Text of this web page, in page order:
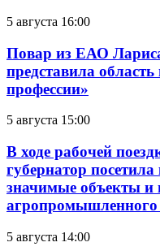
5 августа 16:00
Повар из ЕАО
представила
профессии»
5 августа 15:00
В ходе рабочей
губернатор
значимые объекты и
агропромышленного
5 августа 14:00